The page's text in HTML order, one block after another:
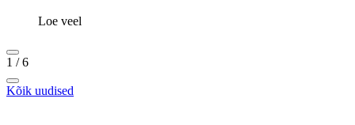
Loe veel
1 /6
Kõik uudised